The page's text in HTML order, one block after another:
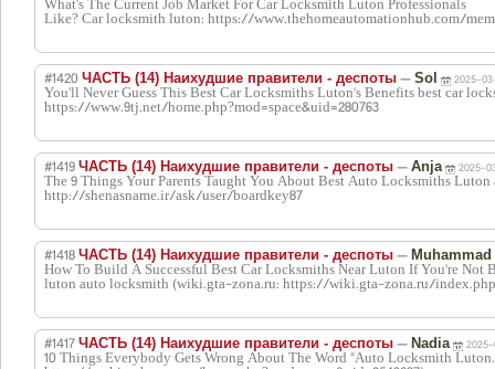
What's The Current Job Market For Car Locksmith Luton Professionals
Like? Car locksmith luton: https://www.thehomeautomationhub.com/
#1420 ЧАСТЬ (14) Наихудшие правители - деспоты — Sol 2025-
You'll Never Guess This Best Car Locksmiths Luton's Benefits best car
https://www.9tj.net/home.php?mod=space&uid=280763
#1419 ЧАСТЬ (14) Наихудшие правители - деспоты — Anja 2025-
The 9 Things Your Parents Taught You About Best Auto Locksmiths
http://shenasname.ir/ask/user/boardkey87
#1418 ЧАСТЬ (14) Наихудшие правители - деспоты — Muhammad
How To Build A Successful Best Car Locksmiths Near Luton If You're Not
luton auto locksmith (wiki.gta-zona.ru: https://wiki.gta-zona.ru/
#1417 ЧАСТЬ (14) Наихудшие правители - деспоты — Nadia
10 Things Everybody Gets Wrong About The Word "Auto Locksmith